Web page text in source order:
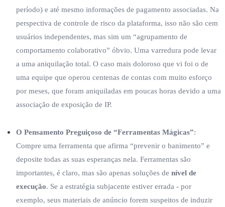
período) e até mesmo informações de pagamento associadas. Na
perspectiva de controle de risco da plataforma, isso não são cem
usuários independentes, mas sim um “agrupamento de
comportamento colaborativo” óbvio. Uma varredura pode levar
a uma aniquilação total. O caso mais doloroso que vi foi o de
uma equipe que operou centenas de contas com muito esforço
por meses, que foram aniquiladas em poucas horas devido a uma
associação de exposição de IP.
O Pensamento Preguiçoso de “Ferramentas Mágicas”:
Compre uma ferramenta que afirma “prevenir o banimento” e
deposite todas as suas esperanças nela. Ferramentas são
importantes, é claro, mas são apenas soluções de nível de
execução. Se a estratégia subjacente estiver errada - por
exemplo, seus materiais de anúncio forem suspeitos de induzir